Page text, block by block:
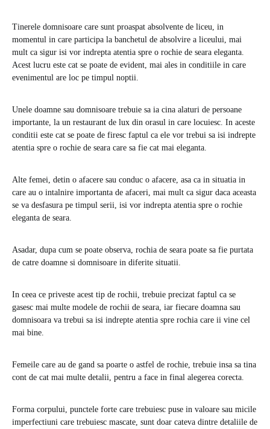
Tinerele domnisoare care sunt proaspat absolvente de liceu, in
momentul in care participa la banchetul de absolvire a liceului, mai
mult ca sigur isi vor indrepta atentia spre o rochie de seara eleganta.
Acest lucru este cat se poate de evident, mai ales in conditiile in care
evenimentul are loc pe timpul noptii.
Unele doamne sau domnisoare trebuie sa ia cina alaturi de persoane
importante, la un restaurant de lux din orasul in care locuiesc. In aceste
conditii este cat se poate de firesc faptul ca ele vor trebui sa isi indrepte
atentia spre o rochie de seara care sa fie cat mai eleganta.
Alte femei, detin o afacere sau conduc o afacere, asa ca in situatia in
care au o intalnire importanta de afaceri, mai mult ca sigur daca aceasta
se va desfasura pe timpul serii, isi vor indrepta atentia spre o rochie
eleganta de seara.
Asadar, dupa cum se poate observa, rochia de seara poate sa fie purtata
de catre doamne si domnisoare in diferite situatii.
In ceea ce priveste acest tip de rochii, trebuie precizat faptul ca se
gasesc mai multe modele de rochii de seara, iar fiecare doamna sau
domnisoara va trebui sa isi indrepte atentia spre rochia care ii vine cel
mai bine.
Femeile care au de gand sa poarte o astfel de rochie, trebuie insa sa tina
cont de cat mai multe detalii, pentru a face in final alegerea corecta.
Forma corpului, punctele forte care trebuiesc puse in valoare sau micile
imperfectiuni care trebuiesc mascate, sunt doar cateva dintre detaliile de